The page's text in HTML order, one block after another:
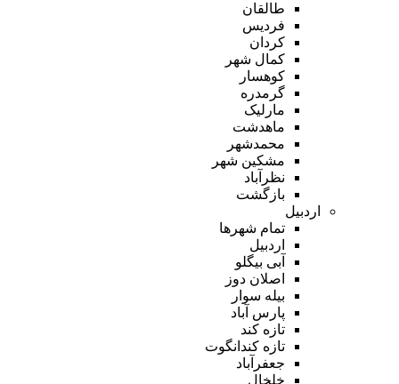
طالقان
فردیس
کردان
کمال شهر
کوهسار
گرمدره
مارلیک
ماهدشت
محمدشهر
مشکین شهر
نظرآباد
بازگشت
اردبیل
تمام شهر‌ها
اردبیل
آبی بیگلو
اصلان دوز
بیله سوار
پارس آباد
تازه کند
تازه کندانگوت
جعفرآباد
خلخال